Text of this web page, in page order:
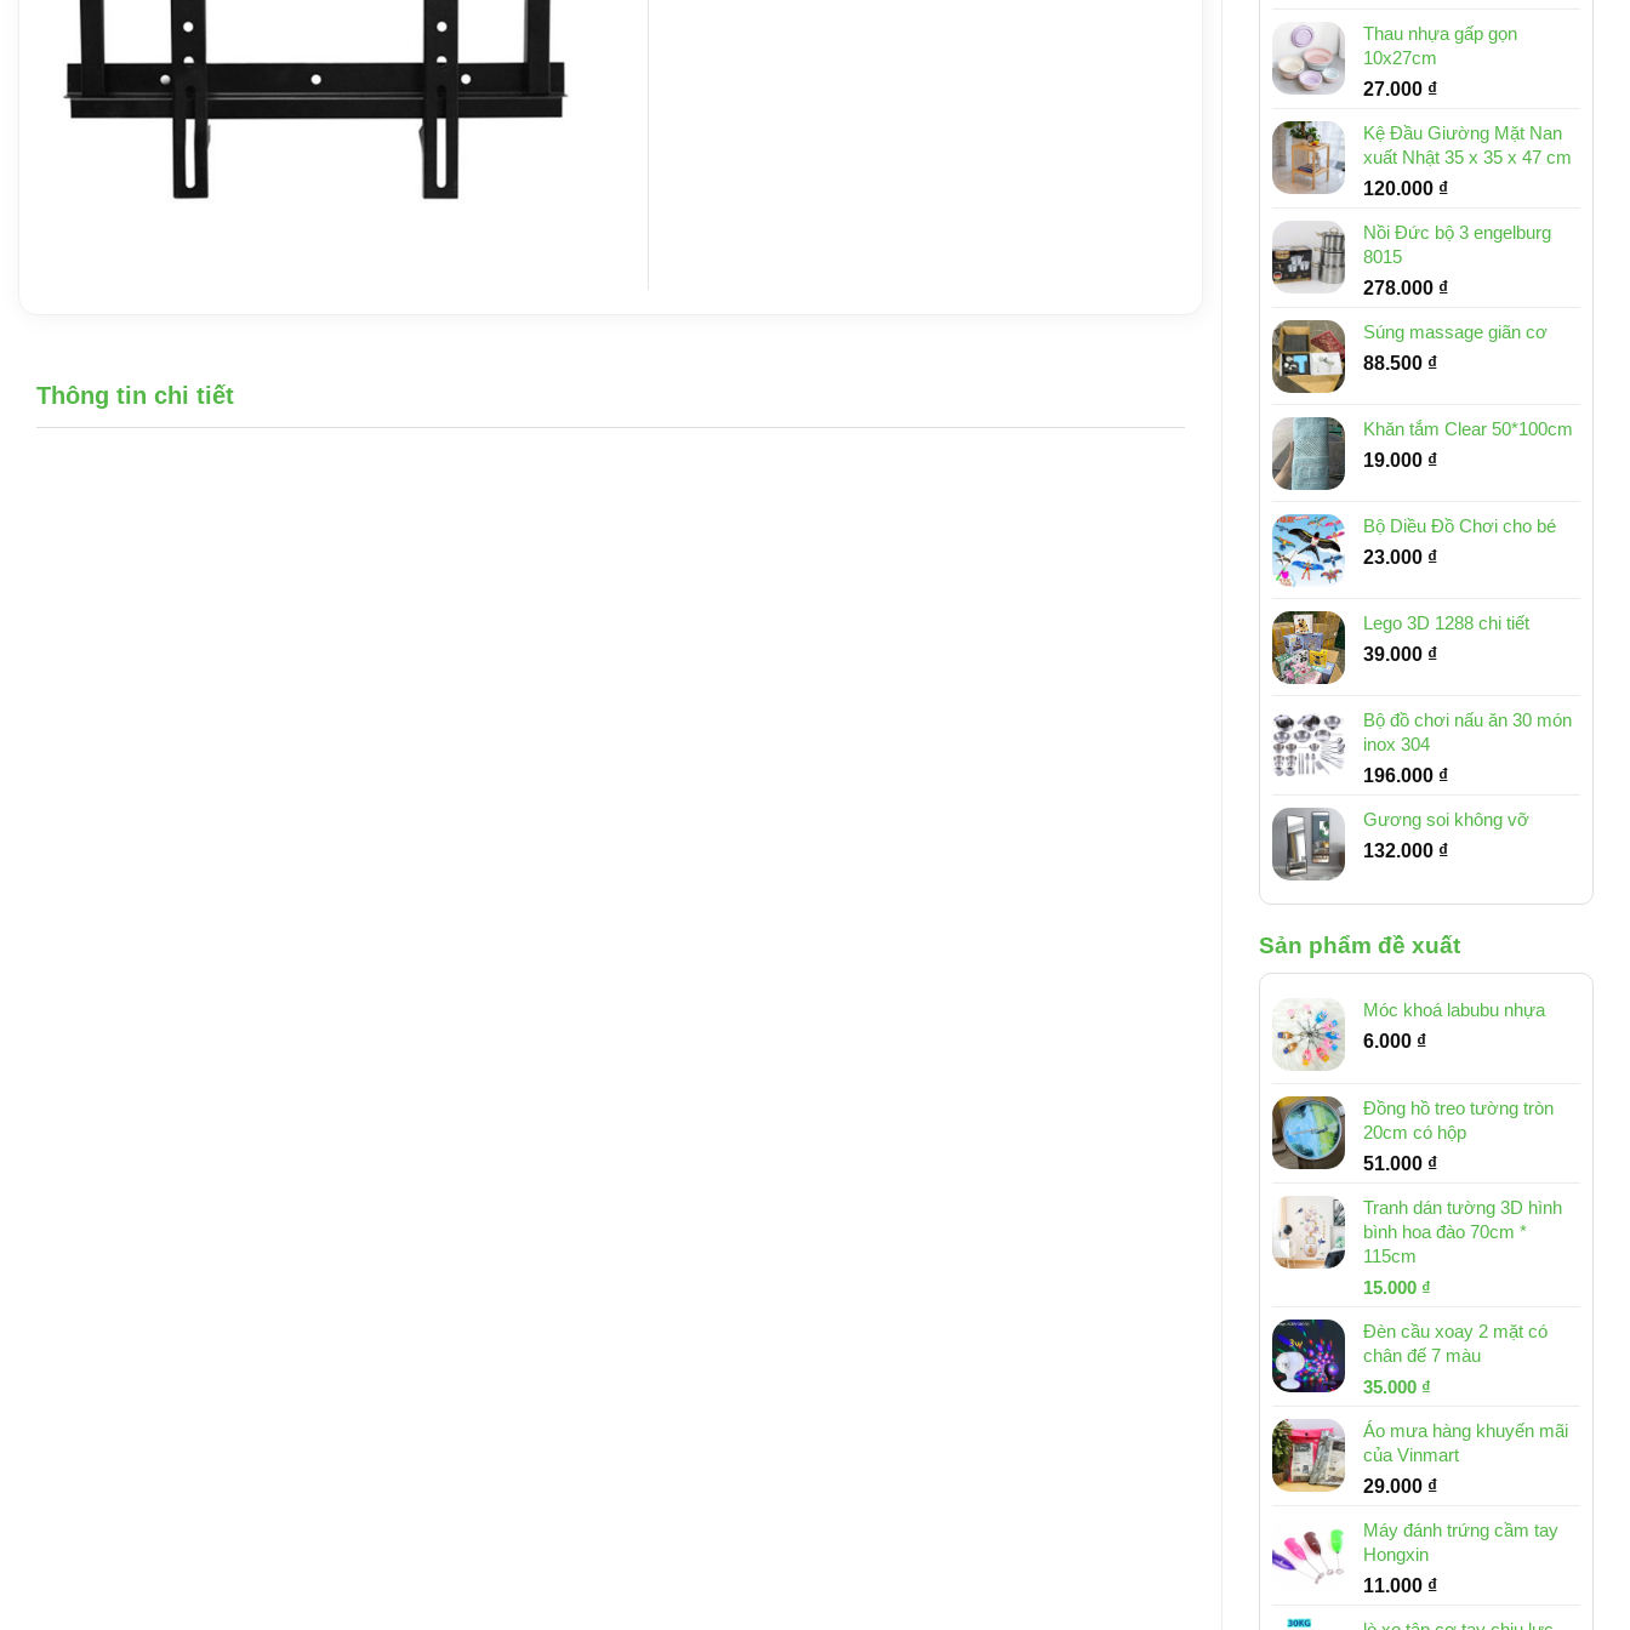
Thau nhựa gấp gọn
10x27cm
27.000 ₫
Kệ Đầu Giường Mặt Nan
xuất Nhật 35 x 35 x 47 cm
120.000 ₫
Nồi Đức bộ 3 engelburg
8015
278.000 ₫
Súng massage giãn cơ
88.500 ₫
Khăn tắm Clear 50*100cm
19.000 ₫
Bộ Diều Đồ Chơi cho bé
23.000 ₫
Lego 3D 1288 chi tiết
39.000 ₫
Bộ đồ chơi nấu ăn 30 món
inox 304
196.000 ₫
Gương soi không vỡ
132.000 ₫
Sản phẩm đề xuất
Móc khoá labubu nhựa
6.000 ₫
Đồng hồ treo tường tròn
20cm có hộp
51.000 ₫
Tranh dán tường 3D hình
bình hoa đào 70cm *
115cm
Giá
là:
32.000 ₫.
15.000 ₫
tại
là:
Đèn cầu xoay 2 mặt có
chân đế 7 màu
Giá
là:
46.000 ₫.
35.000 ₫
tại
là:
35.000 ₫.
Áo mưa hàng khuyến mãi
của Vinmart
29.000 ₫
Máy đánh trứng cầm tay
Hongxin
11.000 ₫
Thông tin chi tiết